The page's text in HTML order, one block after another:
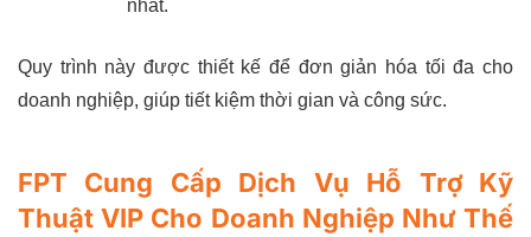
nhất.
Quy trình này được thiết kế để đơn giản hóa tối đa cho
doanh nghiệp, giúp tiết kiệm thời gian và công sức.
FPT Cung Cấp Dịch Vụ Hỗ Trợ Kỹ
Thuật VIP Cho Doanh Nghiệp Như Thế